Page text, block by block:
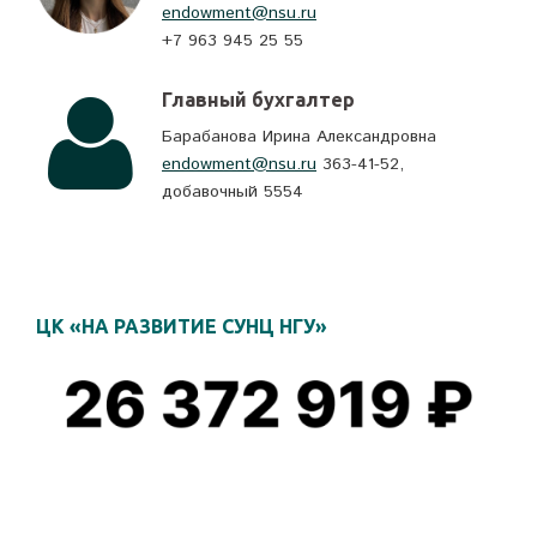
endowment@nsu.ru
+7 963 945 25 55
Главный бухгалтер
Барабанова Ирина Александровна
endowment@nsu.ru 363-41-52,
добавочный 5554
ЦК «НА РАЗВИТИЕ СУНЦ НГУ»